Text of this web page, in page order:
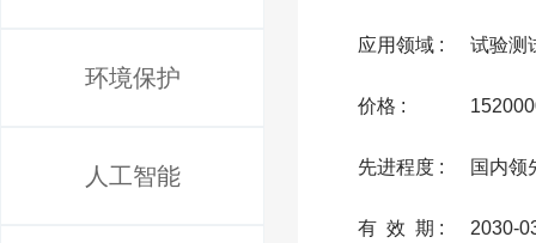
环境保护
人工智能
应用领域 : 试验测
价格 :
先进程度 : 国内领
有 效 期 : 2030-